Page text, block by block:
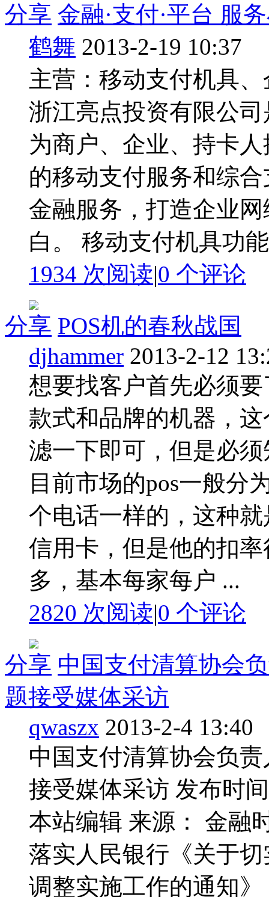
分享 金融·支付·平台 服
鹤舞 2013-2-19 10:37
主营：移动支付机具
浙江亮点投资有限公
为商户、企业、持卡
的移动支付服务和综
金融服务，打造企业
白。 移动支付机具功
1934 次阅读|0 个评论
分享 POS机的春秋战国
djhammer 2013-2-12
想要找客户首先必须
款式和品牌的机器，
滤一下即可，但是必
目前市场的pos一般分
个电话一样的，这种
信用卡，但是他的扣
多，基本每家每户 ...
2820 次阅读|0 个评论
分享 中国支付清算协会
题接受媒体采访
qwaszx 2013-2-4 13:40
中国支付清算协会负
接受媒体采访 发布时
本站编辑 来源： 金
落实人民银行《关于
调整实施工作的通知》